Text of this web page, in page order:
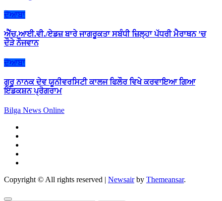
ਦੋਆਬਾ
ਐੱਚ.ਆਈ.ਵੀ./ਏਡਜ਼ ਬਾਰੇ ਜਾਗਰੂਕਤਾ ਸਬੰਧੀ ਜ਼ਿਲ੍ਹਾ ਪੱਧਰੀ ਮੈਰਾਥਨ ’ਚ
ਦੌੜੇ ਨੌਜਵਾਨ
ਦੋਆਬਾ
ਗੁਰੂ ਨਾਨਕ ਦੇਵ ਯੂਨੀਵਰਸਿਟੀ ਕਾਲਜ ਫਿਲੌਰ ਵਿਖੇ ਕਰਵਾਇਆ ਗਿਆ
ਇੰਡਕਸ਼ਨ ਪ੍ਰੋਗਰਾਮ
Bilga News Online
Copyright © All rights reserved | Newsairby Themeansar.